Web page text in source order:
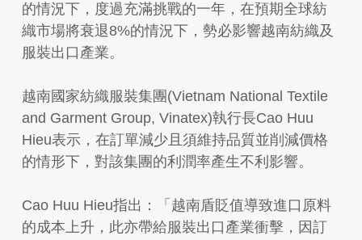
的情況下，度過充滿挑戰的一年，在預期全球紡
織市場將衰退8%的情況下，勢必影響越南紡織及
服裝出口產業。
越南國家紡織服裝集團(Vietnam National Textile
and Garment Group, Vinatex)執行長Cao Huu
Hieu表示，在訂單減少且須維持品質並削減價格
的情形下，對該集團的利潤率產生不利影響。
Cao Huu Hieu指出：「越南盾貶值導致進口原料
的成本上升，此亦帶給服裝出口產業衝擊，因訂